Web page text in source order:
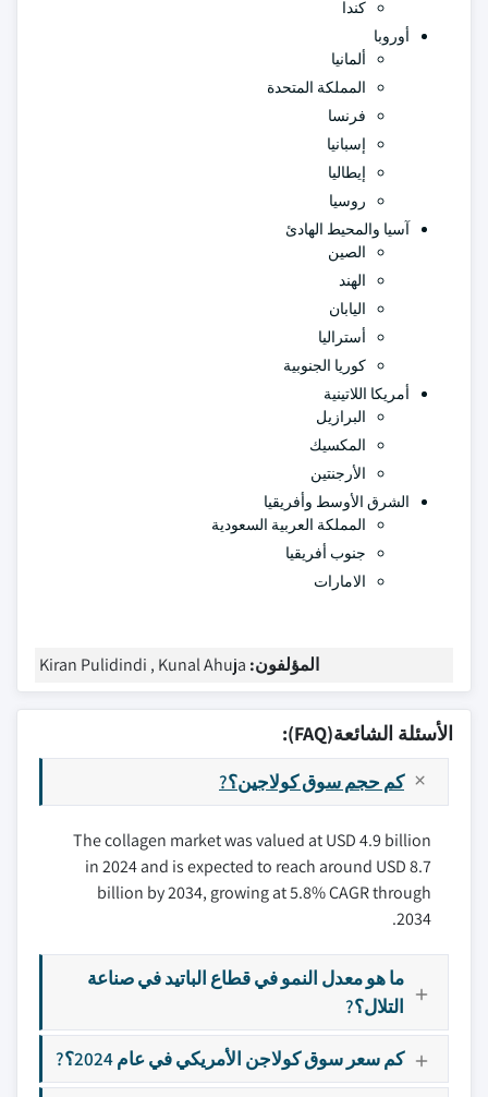
كندا
أوروبا
ألمانيا
المملكة المتحدة
فرنسا
إسبانيا
إيطاليا
روسيا
آسيا والمحيط الهادئ
الصين
الهند
اليابان
أستراليا
كوريا الجنوبية
أمريكا اللاتينية
البرازيل
المكسيك
الأرجنتين
الشرق الأوسط وأفريقيا
المملكة العربية السعودية
جنوب أفريقيا
الامارات
المؤلفون: Kiran Pulidindi , Kunal Ahuja
الأسئلة الشائعة(FAQ):
كم حجم سوق كولاجين؟?
The collagen market was valued at USD 4.9 billion
in 2024 and is expected to reach around USD 8.7
billion by 2034, growing at 5.8% CAGR through
2034.
ما هو معدل النمو في قطاع الباتيد في صناعة
التلال؟?
كم سعر سوق كولاجن الأمريكي في عام 2024؟?